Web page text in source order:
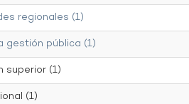
regionales (1)
gestión pública (1)
superior (1)
(1)